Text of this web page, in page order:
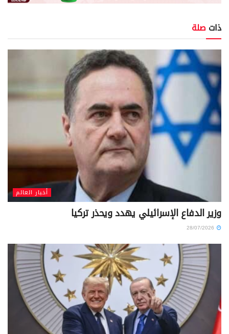
ذات صلة
أخبار العالم
وزير الدفاع الإسرائيلي يهدد ويحذر تركيا